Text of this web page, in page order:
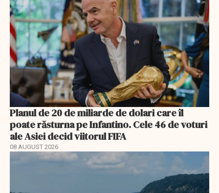
Planul de 20 de miliarde de dolari care îl
poate răsturna pe Infantino. Cele 46 de voturi
ale Asiei decid viitorul FIFA
08 AUGUST 2026